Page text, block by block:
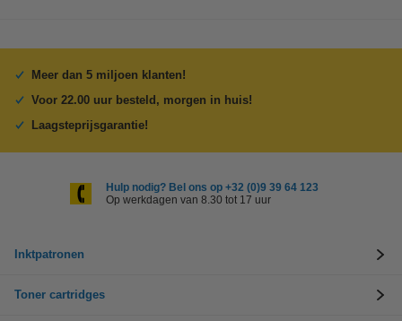
Meer dan 5 miljoen klanten!
Voor 22.00 uur besteld, morgen in huis!
Laagsteprijsgarantie!
Hulp nodig? Bel ons op +32 (0)9 39 64 123
Op werkdagen van 8.30 tot 17 uur
Inktpatronen
Toner cartridges